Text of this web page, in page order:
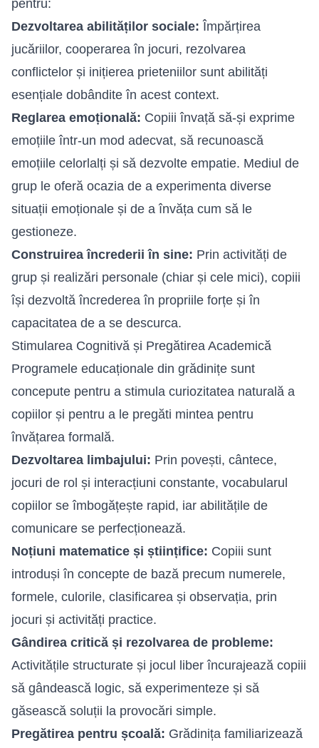
pentru:
Dezvoltarea abilităților sociale: Împărțirea
jucăriilor, cooperarea în jocuri, rezolvarea
conflictelor și inițierea prieteniilor sunt abilități
esențiale dobândite în acest context.
Reglarea emoțională: Copiii învață să-și exprime
emoțiile într-un mod adecvat, să recunoască
emoțiile celorlalți și să dezvolte empatie. Mediul de
grup le oferă ocazia de a experimenta diverse
situații emoționale și de a învăța cum să le
gestioneze.
Construirea încrederii în sine: Prin activități de
grup și realizări personale (chiar și cele mici), copiii
își dezvoltă încrederea în propriile forțe și în
capacitatea de a se descurca.
Stimularea Cognitivă și Pregătirea Academică
Programele educaționale din grădinițe sunt
concepute pentru a stimula curiozitatea naturală a
copiilor și pentru a le pregăti mintea pentru
învățarea formală.
Dezvoltarea limbajului: Prin povești, cântece,
jocuri de rol și interacțiuni constante, vocabularul
copiilor se îmbogățește rapid, iar abilitățile de
comunicare se perfecționează.
Noțiuni matematice și științifice: Copiii sunt
introduși în concepte de bază precum numerele,
formele, culorile, clasificarea și observația, prin
jocuri și activități practice.
Gândirea critică și rezolvarea de probleme:
Activitățile structurate și jocul liber încurajează copiii
să gândească logic, să experimenteze și să
găsească soluții la provocări simple.
Pregătirea pentru școală: Grădinița familiarizează